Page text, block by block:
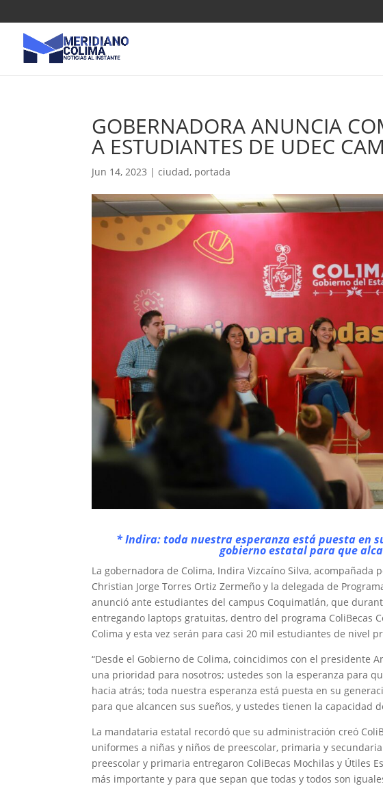
GOBERNADORA ANUNCIA
A ESTUDIANTES DE UDEC
Jun 14, 2023 |ciudad, portada
* Indira: toda nuestra esperanza está puesta en
gobierno estatal para que
La gobernadora de Colima, Indira Vizcaíno Silva, acompañada
Christian Jorge Torres Ortiz Zermeño y la delegada de
anunció ante estudiantes del campus Coquimatlán, que
entregando laptops gratuitas, dentro del programa ColiBecas
Colima y esta vez serán para casi 20 mil estudiantes de nivel
“Desde el Gobierno de Colima, coincidimos con el presidente
una prioridad para nosotros; ustedes son la esperanza para
hacia atrás; toda nuestra esperanza está puesta en su
para que alcancen sus sueños, y ustedes tienen la capacidad
La mandataria estatal recordó que su administración creó
uniformes a niñas y niños de preescolar, primaria y
preescolar y primaria entregaron ColiBecas Mochilas y Útiles
más importante y para que sepan que todas y todos son